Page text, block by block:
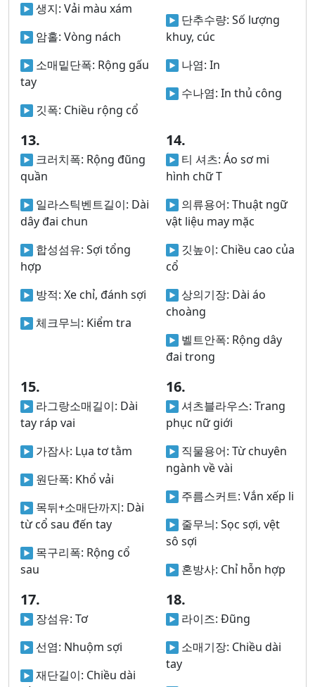
생지: Vải màu xám
암홀: Vòng nách
소매밑단폭: Rộng gấu
tay
깃폭: Chiều rộng cổ
단추수량: Số lượng
khuy, cúc
나염: In
수나염: In thủ công
13.
크러치폭: Rộng đũng
quần
일라스틱벤트길이: Dài
dây đai chun
합성섬유: Sợi tổng
hợp
방적: Xe chỉ, đánh sợi
체크무늬: Kiểm tra
14.
티 셔츠: Áo sơ mi
hình chữ T
의류용어: Thuật ngữ
vật liệu may mặc
깃높이: Chiều cao của
cổ
상의기장: Dài áo
choàng
벨트안폭: Rộng dây
đai trong
15.
라그랑소매길이: Dài
tay ráp vai
가잠사: Lụa tơ tằm
원단폭: Khổ vải
목뒤+소매단까지: Dài
từ cổ sau đến tay
목구리폭: Rộng cổ
sau
16.
셔츠블라우스: Trang
phục nữ giới
직물용어: Từ chuyên
ngành về vài
주름스커트: Vắn xếp li
줄무늬: Sọc sợi, vệt
sô sợi
혼방사: Chỉ hỗn hợp
17.
장섬유: Tơ
선염: Nhuộm sợi
재단길이: Chiều dài
18.
라이즈: Đũng
소매기장: Chiều dài
tay